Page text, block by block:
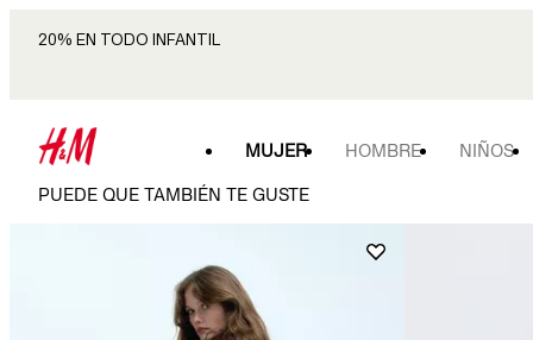
20% EN TODO INFANTIL
MUJER HOMBRE NIÑOS
PUEDE QUE TAMBIÉN TE GUSTE